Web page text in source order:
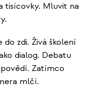
tisícovky. Mluvit na
zdi. Živá školení
dialog. Debatu
Zatímco
mlčí.